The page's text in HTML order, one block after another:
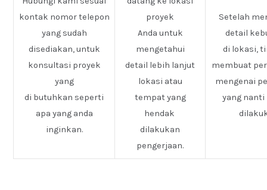
kontak nomor telepon
yang sudah
disediakan, untuk
konsultasi proyek
yang
di butuhkan seperti
apa yang anda
inginkan.
proyek
Anda untuk
mengetahui
detail lebih lanjut
lokasi atau
tempat yang
hendak
dilakukan
pengerjaan.
Setelah
detail
di lokasi,
membuat
mengenai
yang nanti